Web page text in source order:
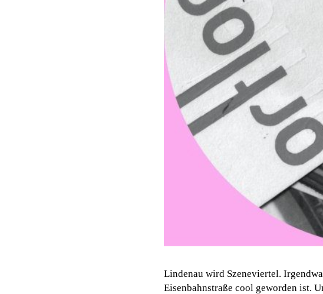
Lindenau wird Szeneviertel.
Eisenbahnstraße cool geworden ist.